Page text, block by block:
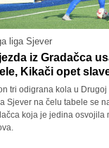
liga Sjever
iz Gradačca
Kikači opet
tri odigrana kola u
Sjever na čelu tabele se
koja je jedina osvojila